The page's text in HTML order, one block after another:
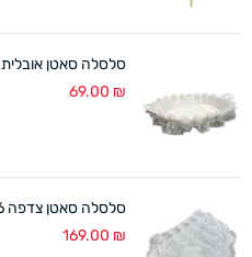
סלסלה סאטן אובלית 50/37+9 ס"מ לבן
69.00 ₪
סלסלה סאטן צדפה 55/36+16 ס"מ לבן
169.00 ₪